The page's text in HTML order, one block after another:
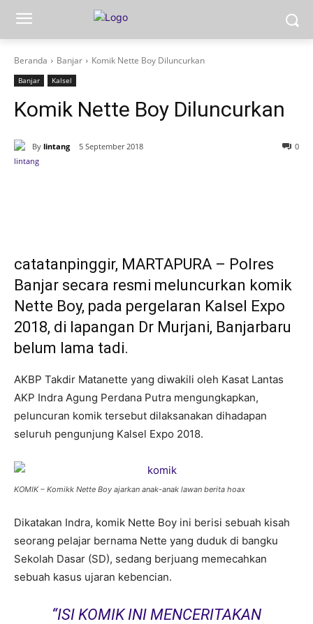
Beranda Banjar Komik Nette Boy Diluncurkan
Banjar Kalsel
Komik Nette Boy Diluncurkan
By lintang 5 September 2018 0
catatanpinggir, MARTAPURA – Polres
Banjar secara resmi meluncurkan komik
Nette Boy, pada pergelaran Kalsel Expo
2018, di lapangan Dr Murjani, Banjarbaru
belum lama tadi.
AKBP Takdir Matanette yang diwakili oleh Kasat Lantas
AKP Indra Agung Perdana Putra mengungkapkan,
peluncuran komik tersebut dilaksanakan dihadapan
seluruh pengunjung Kalsel Expo 2018.
KOMIK – Komikk Nette Boy ajarkan anak-anak lawan berita hoax
Dikatakan Indra, komik Nette Boy ini berisi sebuah kisah
seorang pelajar bernama Nette yang duduk di bangku
Sekolah Dasar (SD), sedang berjuang memecahkan
sebuah kasus ujaran kebencian.
“ISI KOMIK INI MENCERITAKAN